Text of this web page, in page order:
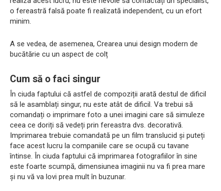
o fereastră falsă poate fi realizată independent, cu un efort
minim.
A se vedea, de asemenea, Crearea unui design modern de
bucătărie cu un aspect de colț
Cum să o faci singur
În ciuda faptului că astfel de compoziții arată destul de dificil
să le asamblați singur, nu este atât de dificil. Va trebui să
comandați o imprimare foto a unei imagini care să simuleze
ceea ce doriți să vedeți prin fereastra dvs. decorativă.
Imprimarea trebuie comandată pe un film translucid și puteți
face acest lucru la companiile care se ocupă cu tavane
întinse. În ciuda faptului că imprimarea fotografiilor în sine
este foarte scumpă, dimensiunea imaginii nu va fi prea mare
și nu vă va lovi prea mult în buzunar.